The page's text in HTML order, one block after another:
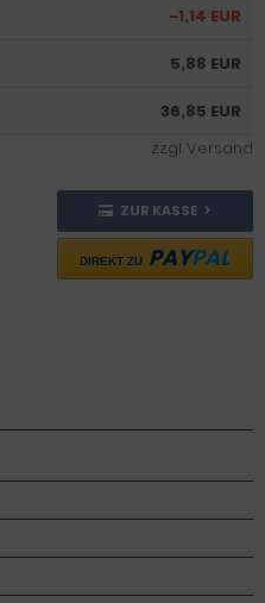
-1,14 EUR
5,88 EUR
36,85 EUR
zzgl.Versand
ZUR KASSE
DIREKT ZU PAYPAL